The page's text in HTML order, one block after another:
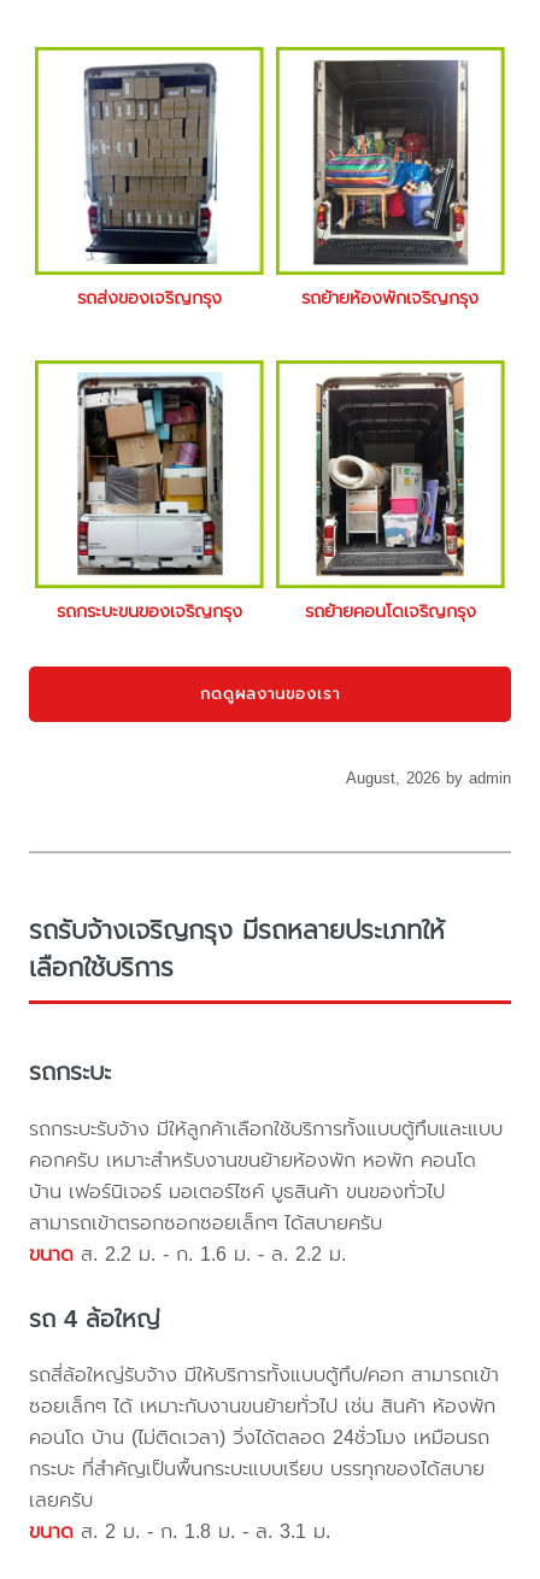
รถส่งของเจริญกรุง รถย้ายห้องพักเจริญกรุง
รถกระบะขนของเจริญกรุง รถย้ายคอนโดเจริญกรุง
กดดูผลงานของเรา
August, 2026 by admin
รถรับจ้างเจริญกรุง มีรถหลายประเภทให้
เลือกใช้บริการ
รถกระบะ
รถกระบะรับจ้าง มีให้ลูกค้าเลือกใช้บริการทั้งแบบตู้ทึบและแบบ
คอกครับ เหมาะสำหรับงานขนย้ายห้องพัก หอพัก คอนโด
บ้าน เฟอร์นิเจอร์ มอเตอร์ไซค์ บูธสินค้า ขนของทั่วไป
สามารถเข้าตรอกซอกซอยเล็กๆ ได้สบายครับ
ขนาด ส. 2.2 ม. - ก. 1.6 ม. - ล. 2.2 ม.
รถ 4 ล้อใหญ่
รถสี่ล้อใหญ่รับจ้าง มีให้บริการทั้งแบบตู้ทึบ/คอก สามารถเข้า
ซอยเล็กๆ ได้ เหมาะกับงานขนย้ายทั่วไป เช่น สินค้า ห้องพัก
คอนโด บ้าน (ไม่ติดเวลา) วิ่งได้ตลอด 24ชั่วโมง เหมือนรถ
กระบะ ที่สำคัญเป็นพื้นกระบะแบบเรียบ บรรทุกของได้สบาย
เลยครับ
ขนาด ส. 2 ม. - ก. 1.8 ม. - ล. 3.1 ม.